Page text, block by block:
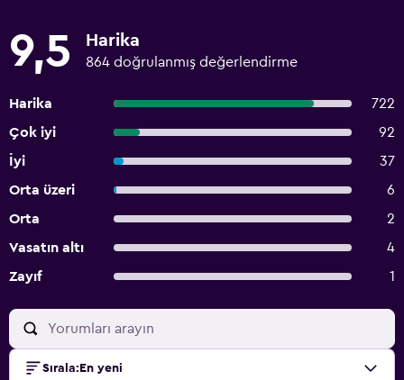
9,5 Harika
864 doğrulanmış değerlendirme
Harika
722
Çok iyi
92
İyi
37
Orta üzeri
6
Orta
2
Vasatın altı
4
Zayıf
1
Sırala: En yeni